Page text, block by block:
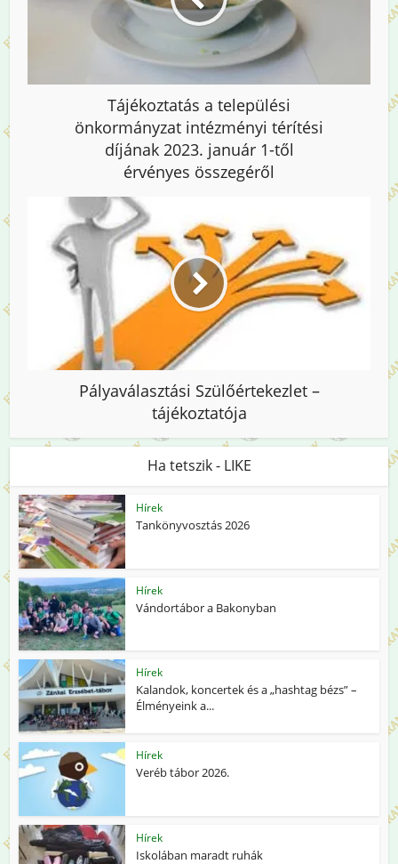
Tájékoztatás a települési
önkormányzat intézményi térítési
díjának 2023. január 1-től
érvényes összegéről
Pályaválasztási Szülőértekezlet –
tájékoztatója
Ha tetszik - LIKE
Hírek
Tankönyvosztás 2026
Hírek
Vándortábor a Bakonyban
Hírek
Kalandok, koncertek és a „hashtag bézs” –
Élményeink a...
Hírek
Veréb tábor 2026.
Hírek
Iskolában maradt ruhák